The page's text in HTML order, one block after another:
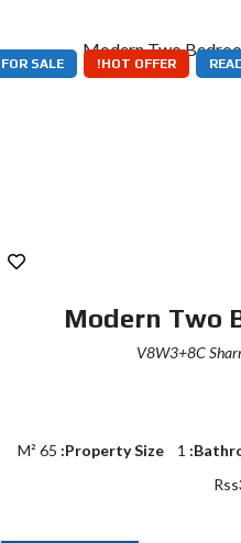
FOR SALE HOT OFFER!
Modern Two
V8W3+8C
1
Property Size:
65 M²